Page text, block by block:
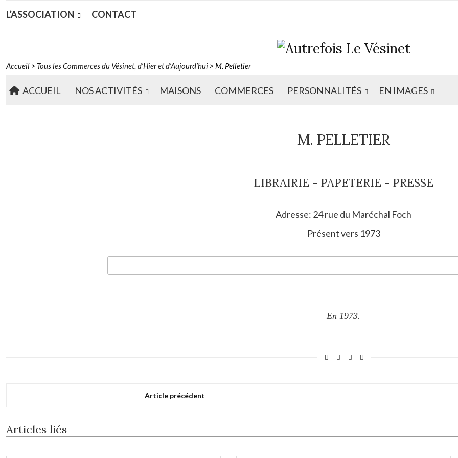
L’ASSOCIATION CONTACT
Accueil > Tous les Commerces du Vésinet, d’Hier et d’Aujourd’hui > M. Pelletier
ACCUEIL NOS ACTIVITÉS MAISONS COMMERCES PERSONNALITÉS EN IMAGES
M. PELLETIER
LIBRAIRIE - PAPETERIE - PRESSE
Adresse: 24 rue du Maréchal Foch
Présent vers 1973
En 1973.
Article précédent
Articles liés